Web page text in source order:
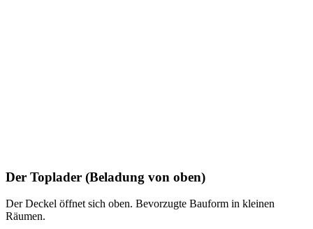
Der Toplader (Beladung von oben)
Der Deckel öffnet sich oben. Bevorzugte Bauform in kleinen
Räumen.